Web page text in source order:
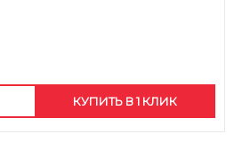
КУПИТЬ В 1 КЛИК